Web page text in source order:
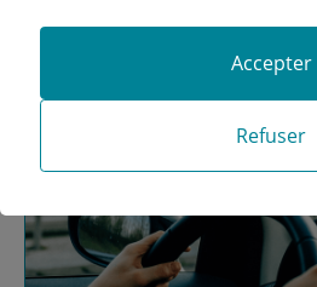
MERCEDES BENZ C180 4 COUPÉ
Refuser
Accepter